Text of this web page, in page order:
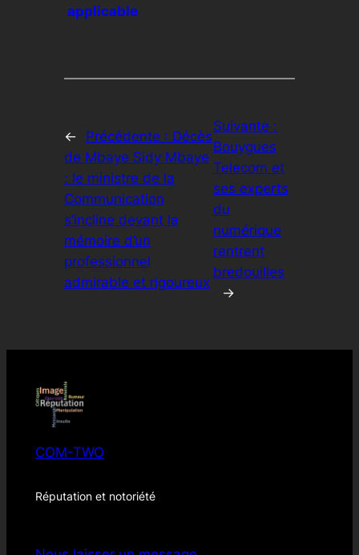
applicable
← Précédente : Décès
de Mbaye Sidy Mbaye
: le ministre de la
Communication
s’incline devant la
mémoire d’un
professionnel
admirable et rigoureux
Suivante :
Bouygues
Telecom et
ses experts
du
numérique
rentrent
bredouilles
→
COM-TWO
Réputation et notoriété